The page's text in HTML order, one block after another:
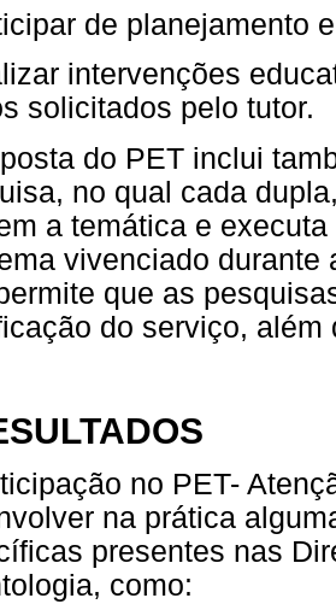
de planejamento
intervenções
solicitados pelo tutor.
do PET inclui
no qual cada
a temática e
vivenciado
que as
do serviço,
no PET-
na prática
presentes nas
como: